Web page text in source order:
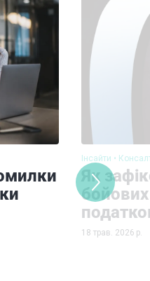
Інсайти
Як
бойових
18 трав. 2026 р.